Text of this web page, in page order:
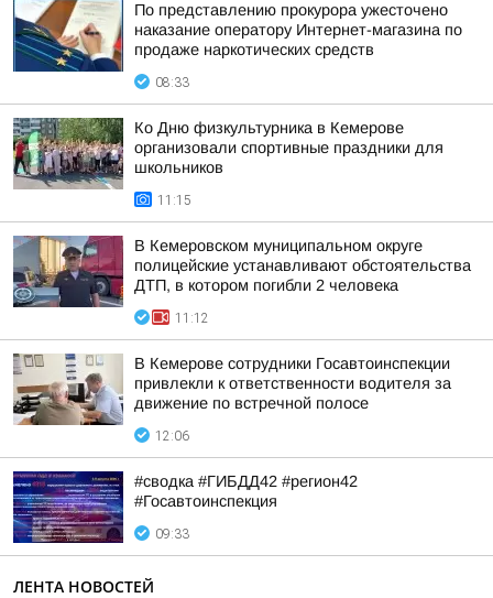
По представлению прокурора ужесточено
наказание оператору Интернет-магазина по
продаже наркотических средств
08:33
Ко Дню физкультурника в Кемерове
организовали спортивные праздники для
школьников
11:15
В Кемеровском муниципальном округе
полицейские устанавливают обстоятельства
ДТП, в котором погибли 2 человека
11:12
В Кемерове сотрудники Госавтоинспекции
привлекли к ответственности водителя за
движение по встречной полосе
12:06
#сводка #ГИБДД42 #регион42
#Госавтоинспекция
09:33
ЛЕНТА НОВОСТЕЙ